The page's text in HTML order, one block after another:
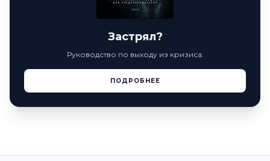
Застрял?
Руководство по выходу из кризиса.
ПОДРОБНЕЕ